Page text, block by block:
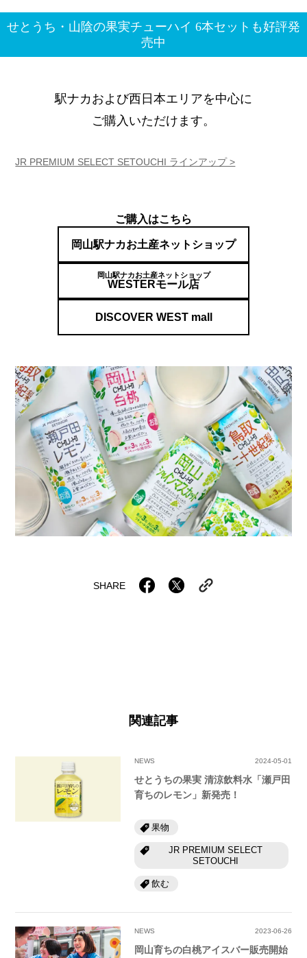
せとうち・山陰の果実チューハイ 6本セットも好評発
売中
駅ナカおよび西日本エリアを中心に
ご購入いただけます。
JR PREMIUM SELECT SETOUCHI ラインアップ >
ご購入はこちら
岡山駅ナカお土産ネットショップ
岡山駅ナカお土産ネットショップ
WESTERモール店
DISCOVER WEST mall
SHARE
関連記事
NEWS 2024-05-01
せとうちの果実 清涼飲料水「瀬戸田
育ちのレモン」新発売！
果物
JR PREMIUM SELECT
SETOUCHI
飲む
NEWS 2023-06-26
岡山育ちの白桃アイスバー販売開始